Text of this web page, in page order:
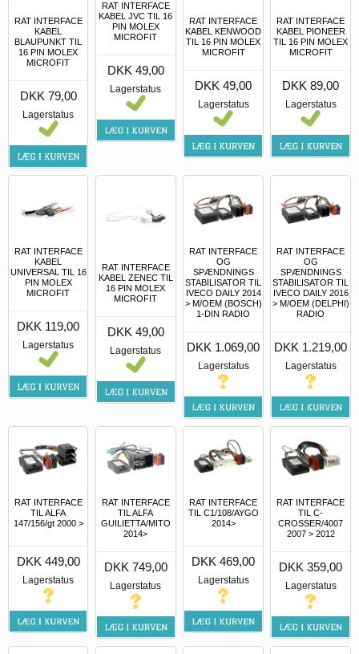
RAT INTERFACE
KABEL
BLAUPUNKT TIL
16 PIN MOLEX
MICROFIT
DKK 79,00
Lagerstatus
RAT INTERFACE
KABEL JVC TIL 16
PIN MOLEX
MICROFIT
DKK 49,00
Lagerstatus
RAT INTERFACE
KABEL KENWOOD
TIL 16 PIN MOLEX
MICROFIT
DKK 49,00
Lagerstatus
RAT INTERFACE
KABEL PIONEER
TIL 16 PIN MOLEX
MICROFIT
DKK 89,00
Lagerstatus
RAT INTERFACE
KABEL
UNIVERSAL TIL 16
PIN MOLEX
MICROFIT
DKK 119,00
Lagerstatus
RAT INTERFACE
KABEL ZENEC TIL
16 PIN MOLEX
MICROFIT
DKK 49,00
Lagerstatus
RAT INTERFACE
OG
SPÆNDNINGS
STABILISATOR TIL
IVECO DAILY 2014
> M/OEM (BOSCH)
1-DIN RADIO
DKK 1.069,00
Lagerstatus
RAT INTERFACE
OG
SPÆNDNINGS
STABILISATOR TIL
IVECO DAILY 2016
> M/OEM (DELPHI)
RADIO
DKK 1.219,00
Lagerstatus
RAT INTERFACE
TIL ALFA
147/156/gt 2000 >
DKK 449,00
Lagerstatus
RAT INTERFACE
TIL ALFA
GUILIETTA/MITO
2014>
DKK 749,00
Lagerstatus
RAT INTERFACE
TIL C1/108/AYGO
2014>
DKK 469,00
Lagerstatus
RAT INTERFACE
TIL C-
CROSSER/4007
2007 > 2012
DKK 359,00
Lagerstatus